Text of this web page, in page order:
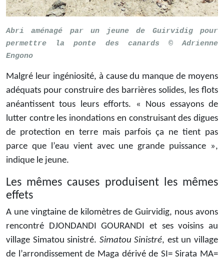
Abri aménagé par un jeune de Guirvidig pour
permettre la ponte des canards © Adrienne
Engono
Malgré leur ingéniosité, à cause du manque de moyens
adéquats pour construire des barrières solides, les flots
anéantissent tous leurs efforts. « Nous essayons de
lutter contre les inondations en construisant des digues
de protection en terre mais parfois ça ne tient pas
parce que l’eau vient avec une grande puissance »,
indique le jeune.
Les mêmes causes produisent les mêmes
effets
A une vingtaine de kilomètres de Guirvidig, nous avons
rencontré DJONDANDI GOURANDI et ses voisins au
village Simatou sinistré. Simatou Sinistré, est un village
de l’arrondissement de Maga dérivé de SI= Sirata MA=